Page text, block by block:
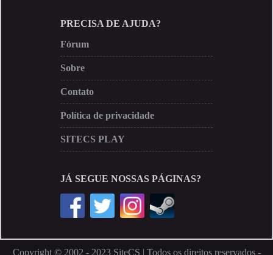
PRECISA DE AJUDA?
Fórum
Sobre
Contato
Política de privacidade
SITECS PLAY
JÁ SEGUE NOSSAS PÁGINAS?
Copyright © 2002 - 2023 SiteCS | Todos os direitos reservados -